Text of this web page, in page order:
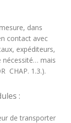
dans
contact avec
expéditeurs,
nécessité… mais
CHAP. 1.3.).
:
de transporter